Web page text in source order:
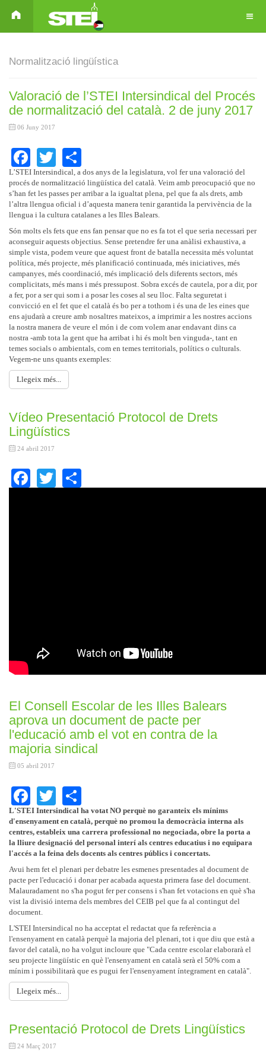
Normalització lingüística
Valoració de l’STEI Intersindical del Procés
de normalització del català. 2 de juny 2017
06 Juny 2017
Facebook
Twitter
L’STEI Intersindical, a dos anys de la legislatura, vol fer una valoració del
procés de normalització lingüística del català. Veim amb preocupació que no
s’han fet les passes per arribar a la igualtat plena, pel que fa als drets, amb
l’altra llengua oficial i d’aquesta manera tenir garantida la pervivència de la
llengua i la cultura catalanes a les Illes Balears.
Són molts els fets que ens fan pensar que no es fa tot el que seria necessari per
aconseguir aquests objectius. Sense pretendre fer una anàlisi exhaustiva, a
simple vista, podem veure que aquest front de batalla necessita més voluntat
política, més projecte, més planificació continuada, més iniciatives, més
campanyes, més coordinació, més implicació dels diferents sectors, més
complicitats, més mans i més pressupost. Sobra excés de cautela, por a dir, por
a fer, por a ser qui som i a posar les coses al seu lloc. Falta seguretat i
convicció en el fet que el català és bo per a tothom i és una de les eines que
ens ajudarà a creure amb nosaltres mateixos, a imprimir a les nostres accions
la nostra manera de veure el món i de com volem anar endavant dins ca
nostra -amb tota la gent que ha arribat i hi és molt ben vinguda-, tant en
temes socials o ambientals, com en temes territorials, polítics o culturals.
Vegem-ne uns quants exemples:
Llegeix més...
Vídeo Presentació Protocol de Drets
Lingüístics
24 abril 2017
Facebook
Twitter
El Consell Escolar de les Illes Balears
aprova un document de pacte per
l'educació amb el vot en contra de la
majoria sindical
05 abril 2017
Facebook
Twitter
L'STEI Intersindical ha votat NO perquè no garanteix els mínims
d'ensenyament en català, perquè no promou la democràcia interna als
centres, estableix una carrera professional no negociada, obre la porta a
la lliure designació del personal interí als centres educatius i no equipara
l'accés a la feina dels docents als centres públics i concertats.
Avui hem fet el plenari per debatre les esmenes presentades al document de
pacte per l'educació i donar per acabada aquesta primera fase del document.
Malauradament no s'ha pogut fer per consens i s'han fet votacions en què s'ha
vist la divisió interna dels membres del CEIB pel que fa al contingut del
document.
L'STEI Intersindical no ha acceptat el redactat que fa referència a
l'ensenyament en català perquè la majoria del plenari, tot i que diu que està a
favor del català, no ha volgut incloure que "Cada centre escolar elaborarà el
seu projecte lingüístic en què l'ensenyament en català serà el 50% com a
mínim i possibilitarà que es pugui fer l'ensenyament íntegrament en català".
Llegeix més...
Presentació Protocol de Drets Lingüístics
24 Març 2017